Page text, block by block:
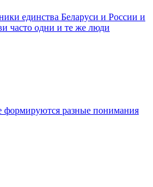
единства Беларуси и России и
часто одни и те же люди
формируются разные понимания